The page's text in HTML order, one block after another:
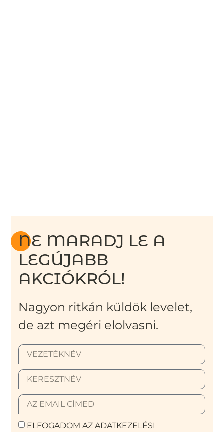
NE MARADJ LE A
LEGÚJABB
AKCIÓKRÓL!
Nagyon ritkán küldök levelet,
de azt megéri elolvasni.
ELFOGADOM AZ ADATKEZELÉSI